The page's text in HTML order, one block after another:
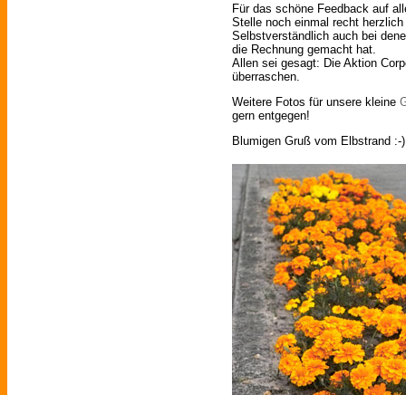
Für das schöne Feedback auf
Stelle noch einmal recht herzlich
Selbstverständlich auch bei
die Rechnung gemacht hat.
Allen sei gesagt: Die Aktion
überraschen.
Weitere Fotos für unsere kleine
gern entgegen!
Blumigen Gruß vom Elbstrand :-)